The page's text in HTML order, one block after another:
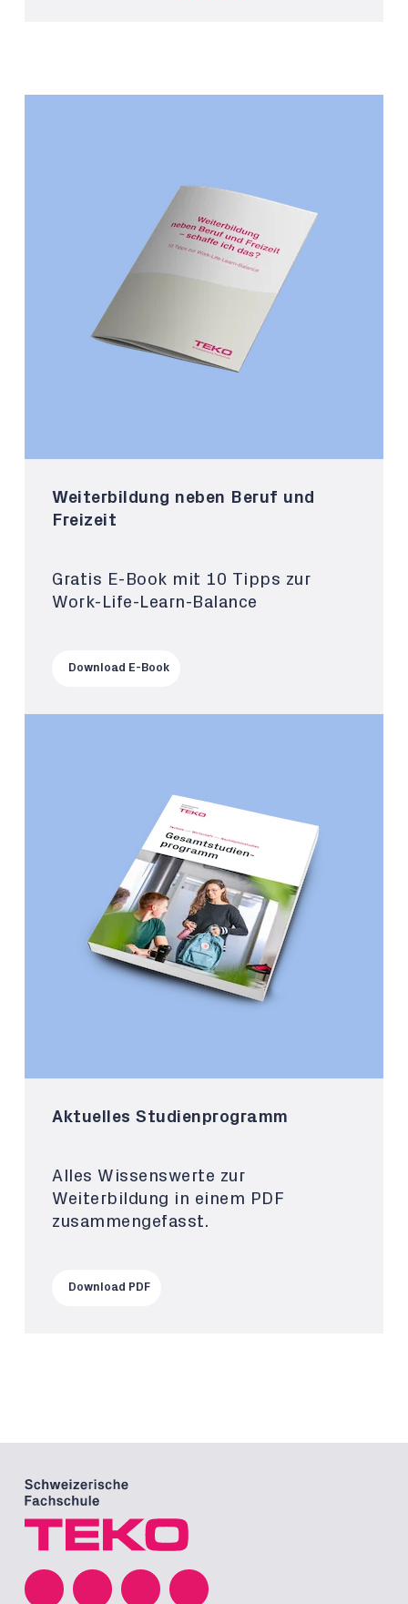
Weiterbildung neben Beruf und
Freizeit
Gratis E-Book mit 10 Tipps zur
Work-Life-Learn-Balance
Download E-Book
Aktuelles Studienprogramm
Alles Wissenswerte zur
Weiterbildung in einem PDF
zusammengefasst.
Download PDF